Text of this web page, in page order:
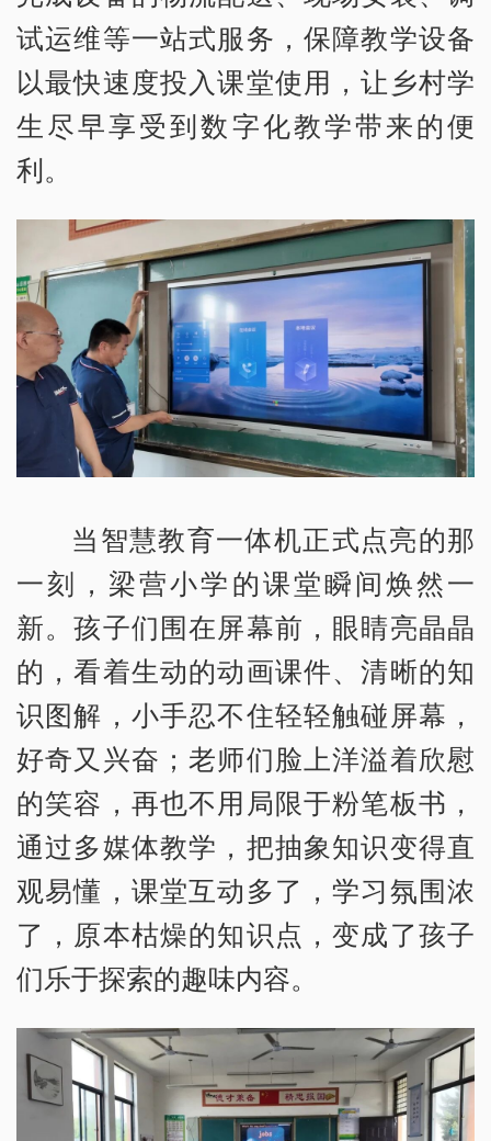
试运维等一站式服务，保障教学设备
以最快速度投入课堂使用，让乡村学
生尽早享受到数字化教学带来的便
利。
当智慧教育一体机正式点亮的那
一刻，梁营小学的课堂瞬间焕然一
新。孩子们围在屏幕前，眼睛亮晶晶
的，看着生动的动画课件、清晰的知
识图解，小手忍不住轻轻触碰屏幕，
好奇又兴奋；老师们脸上洋溢着欣慰
的笑容，再也不用局限于粉笔板书，
通过多媒体教学，把抽象知识变得直
观易懂，课堂互动多了，学习氛围浓
了，原本枯燥的知识点，变成了孩子
们乐于探索的趣味内容。